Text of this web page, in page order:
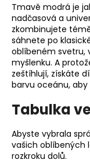
Tmavě modrá je
nadčasová a
zkombinujete
sáhnete po
oblíbeném svetru,
myšlenku. A
zeštíhlují, získáte
barvu oceánu,
Tabulka
Abyste vybrala
vašich oblíbených
rozkroku dolů.